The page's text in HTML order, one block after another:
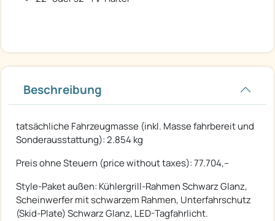
Beschreibung
tatsächliche Fahrzeugmasse (inkl. Masse fahrbereit und
Sonderausstattung): 2.854 kg
Preis ohne Steuern (price without taxes): 77.704,--
Style-Paket außen: Kühlergrill-Rahmen Schwarz Glanz,
Scheinwerfer mit schwarzem Rahmen, Unterfahrschutz
(Skid-Plate) Schwarz Glanz, LED-Tagfahrlicht.